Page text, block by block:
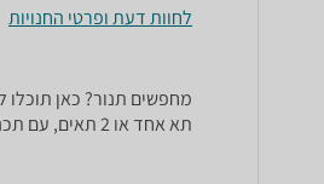
לחוות דעת ופרטי החנויות
תא אחד או 2 תאים, עם תכניות הפעלה כגון אפיה, גריל עם טורבו, טורבו אקטיבי, הפשרה ועוד.